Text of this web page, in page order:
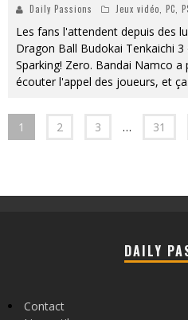
Daily Passions Jeux vidéo, PC,
Les fans l'attendent depuis des
Dragon Ball Budokai Tenkaichi
Sparking! Zero. Bandai Namco a
écouter l'appel des joueurs, et ça
1 2 3 … 31
DAILY
Contact